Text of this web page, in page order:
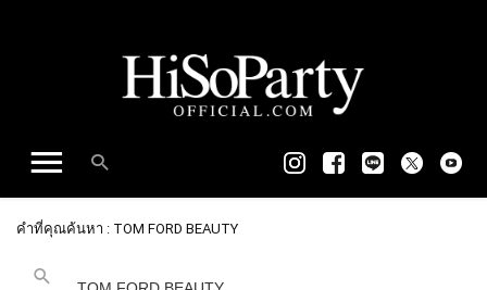
คำที่คุณค้นหา : TOM FORD BEAUTY